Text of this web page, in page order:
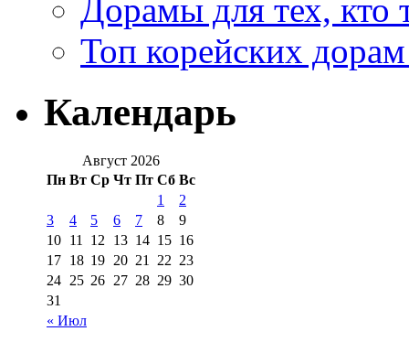
Дорамы для тех, кто
Топ корейских
Календарь
Август 2026
Пн Вт Ср Чт Пт Сб Вс
« Июл
1
2
3
4 5 6 7 8
9
10 11 12 13 14 15 16
17 18 19 20 21 22 23
24 25 26 27 28 29 30
31